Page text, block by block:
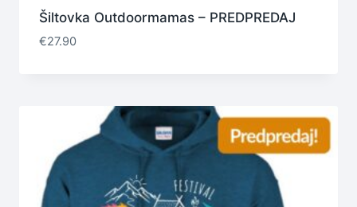
Šiltovka Outdoormamas – PREDPREDAJ
€27.90